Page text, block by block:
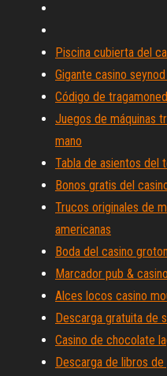
Piscina cubierta del
Gigante casino
Código de
Juegos de máquinas
mano
Tabla de asientos del
Bonos gratis del
Trucos originales de
americanas
Boda del casino
Marcador pub &
Alces locos casino
Descarga gratuita de
Casino de chocolate
Descarga de libros